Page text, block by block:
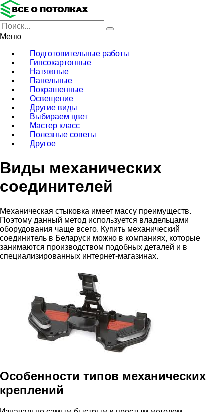
Меню
Подготовительные работы
Гипсокартонные
Натяжные
Панельные
Покрашенные
Освещение
Другие виды
Выбираем цвет
Мастер класс
Полезные советы
Другое
Виды механических
соединителей
Механическая стыковка имеет массу преимуществ.
Поэтому данный метод используется владельцами
оборудования чаще всего. Купить механический
соединитель в Беларуси можно в компаниях, которые
занимаются производством подобных деталей и в
специализированных интернет-магазинах.
Особенности типов механических
креплений